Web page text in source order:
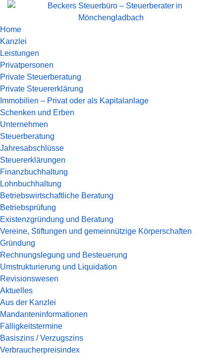
Home
Kanzlei
Leistungen
Privatpersonen
Private Steuerberatung
Private Steuererklärung
Immobilien – Privat oder als Kapitalanlage
Schenken und Erben
Unternehmen
Steuerberatung
Jahresabschlüsse
Steuererklärungen
Finanzbuchhaltung
Lohnbuchhaltung
Betriebswirtschaftliche Beratung
Betriebsprüfung
Existenzgründung und Beratung
Vereine, Stiftungen und gemeinnützige Körperschaften
Gründung
Rechnungslegung und Besteuerung
Umstrukturierung und Liquidation
Revisionswesen
Aktuelles
Aus der Kanzlei
Mandanteninformationen
Fälligkeitstermine
Basiszins / Verzugszins
Verbraucherpreisindex